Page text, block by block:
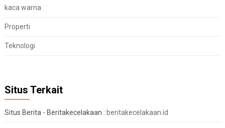
kaca warna
Properti
Teknologi
Situs Terkait
Situs Berita - Beritakecelakaan : beritakecelakaan.id